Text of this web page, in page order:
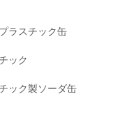
プラスチック缶
ック
ック製ソーダ缶